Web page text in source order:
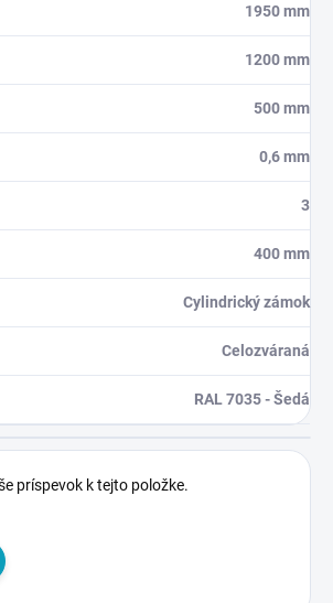
1950 mm
1200 mm
500 mm
0,6 mm
3
400 mm
Cylindrický zámok
Celozváraná
RAL 7035 - Šedá
príspevok k tejto položke.